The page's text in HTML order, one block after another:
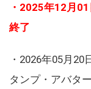
・2025年12月
終了
・2026年05月
タンプ・アバタ